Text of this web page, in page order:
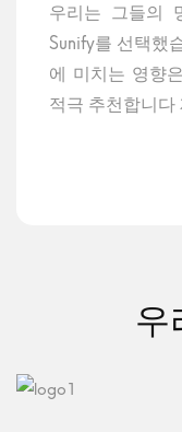
우리는 그들의
Sunify를 선택했
에 미치는 영향
적극 추천합니다
우